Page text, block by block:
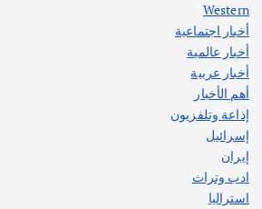
Western
أخبار اجتماعية
أخبار عالمية
أخبار عربية
أهم الأخبار
إذاعة وتلفزيون
إسرائيل
إيران
ادب وتراث
استراليا